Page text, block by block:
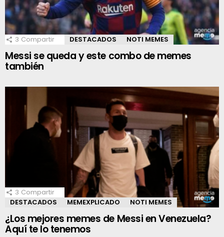
3 Compartir DESTACADOS NOTI MEMES
Messi se queda y este combo de memes
también
3 Compartir
DESTACADOS
MEMEXPLICADO NOTI MEMES
¿Los mejores memes de Messi en Venezuela?
Aquí te lo tenemos